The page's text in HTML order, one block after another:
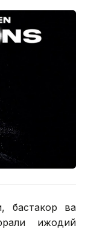
бастакор ва
ижодий